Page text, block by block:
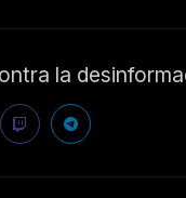
la